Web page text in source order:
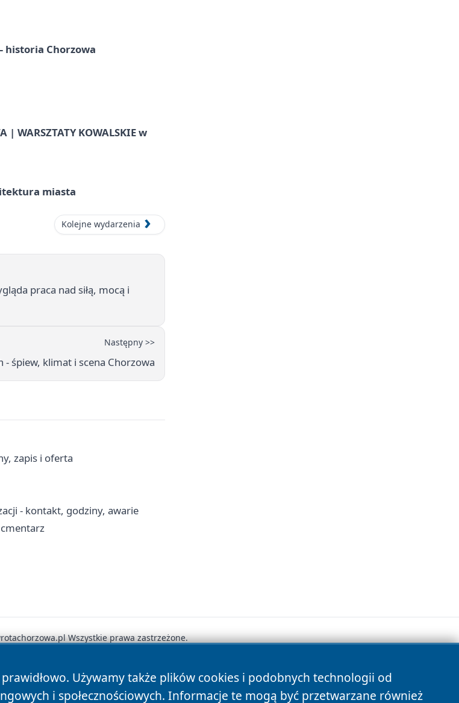
historia Chorzowa
| WARSZTATY KOWALSKIE w
miasta
Kolejne wydarzenia
praca nad siłą, mocą i
Następny >>
śpiew, klimat i scena Chorzowa
zapis i oferta
- kontakt, godziny, awarie
Używamy także plików cookies i podobnych technologii od
i społecznościowych. Informacje te mogą być przetwarzane również
Wszystkie prawa zastrzeżone.
Polityka Prywatności Polityka Cookies